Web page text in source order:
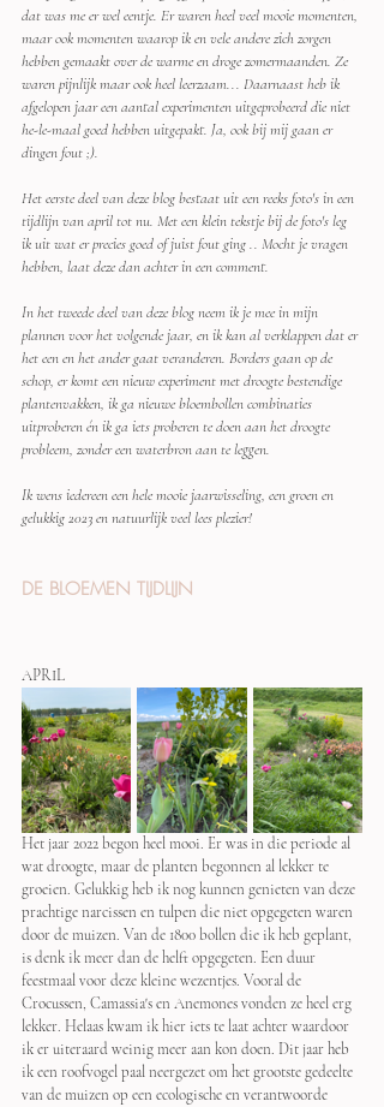
dat was me er wel eentje. Er waren heel veel mooie momenten,
maar ook momenten waarop ik en vele andere zich zorgen
hebben gemaakt over de warme en droge zomermaanden. Ze
waren pijnlijk maar ook heel leerzaam... Daarnaast heb ik
afgelopen jaar een aantal experimenten uitgeprobeerd die niet
he-le-maal goed hebben uitgepakt. Ja, ook bij mij gaan er
dingen fout ;).
Het eerste deel van deze blog bestaat uit een reeks foto's in een
tijdlijn van april tot nu. Met een klein tekstje bij de foto's leg
ik uit wat er precies goed of juist fout ging .. Mocht je vragen
hebben, laat deze dan achter in een comment.
In het tweede deel van deze blog neem ik je mee in mijn
plannen voor het volgende jaar, en ik kan al verklappen dat er
het een en het ander gaat veranderen. Borders gaan op de
schop, er komt een nieuw experiment met droogte bestendige
plantenvakken, ik ga nieuwe bloembollen combinaties
uitproberen én ik ga iets proberen te doen aan het droogte
probleem, zonder een waterbron aan te leggen.
Ik wens iedereen een hele mooie jaarwisseling, een groen en
gelukkig 2023 en natuurlijk veel lees plezier!
DE BLOEMEN TIJDLIJN
APRIL
Het jaar 2022 begon heel mooi. Er was in die periode al
wat droogte, maar de planten begonnen al lekker te
groeien. Gelukkig heb ik nog kunnen genieten van deze
prachtige narcissen en tulpen die niet opgegeten waren
door de muizen. Van de 1800 bollen die ik heb geplant,
is denk ik meer dan de helft opgegeten. Een duur
feestmaal voor deze kleine wezentjes. Vooral de
Crocussen, Camassia's en Anemones vonden ze heel erg
lekker. Helaas kwam ik hier iets te laat achter waardoor
ik er uiteraard weinig meer aan kon doen. Dit jaar heb
ik een roofvogel paal neergezet om het grootste gedeelte
van de muizen op een ecologische en verantwoorde